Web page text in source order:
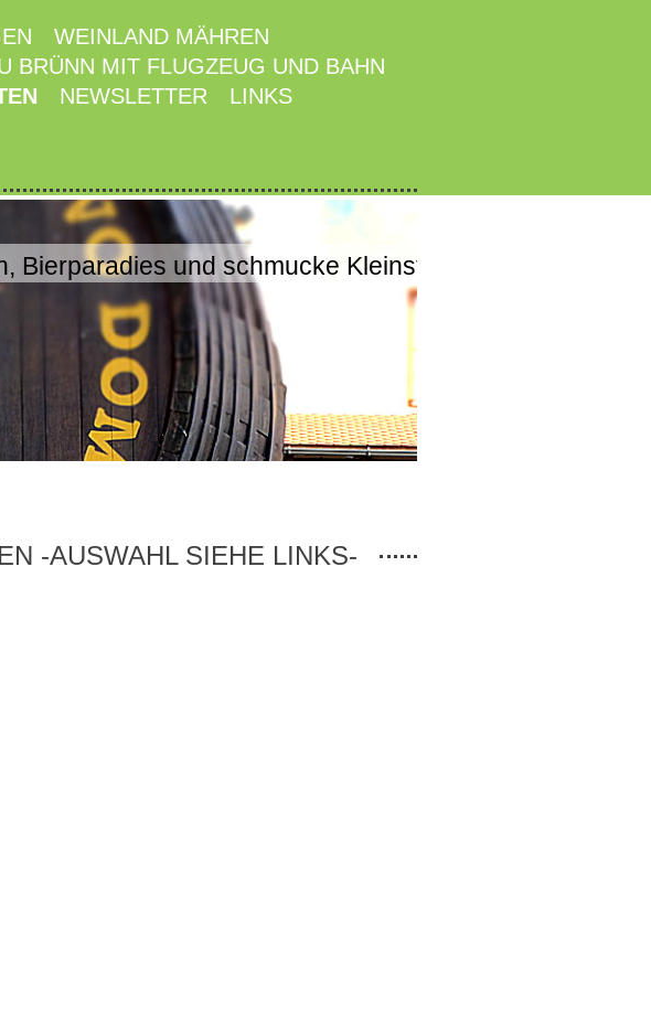
WEINLAND MÄHREN
BRÜNN MIT FLUGZEUG UND BAHN
NEWSLETTER LINKS
Bierparadies und schmucke Kleinstädte mit viel Flair
-AUSWAHL SIEHE LINKS-